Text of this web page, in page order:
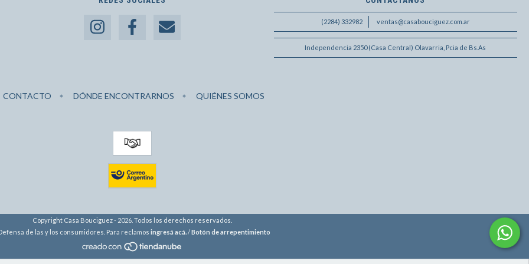
(2284) 332982 ventas@casabouciguez.com.ar
Independencia 2350 (Casa Central) Olavarria, Pcia de Bs.As
CONTACTO DÓNDE ENCONTRARNOS QUIÉNES SOMOS
Copyright Casa Bouciguez - 2026. Todos los derechos reservados.
de las y los consumidores. Para reclamos ingresá acá./Botón de arrepentimiento